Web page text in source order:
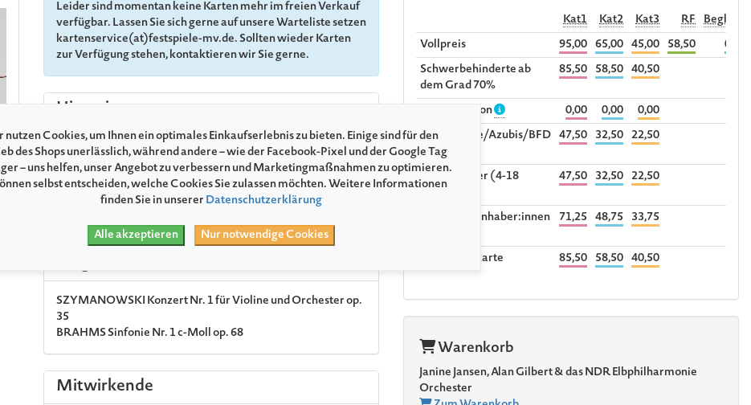
Leider sind momentan keine Karten mehr im freien Verkauf
verfügbar. Lassen Sie sich gerne auf unsere Warteliste setzen
kartenservice(at)festspiele-mv.de. Sollten wieder Karten
zur Verfügung stehen, kontaktieren wir Sie gerne.
Hinweise
HOTELTIPP
Verlängern Sie Ihren Festspielabend: Bei unserem Partner
»Hafenspitze« und »Ohlerich Speicher« erhalten Sie 10 %
Rabatt auf den Übernachtungspreis ab zwei Nächten.
SZYMANOWSKI Konzert Nr. 1 für Violine und Orchester op.
35
BRAHMSSinfonie Nr. 1 c-Moll op. 68
Mitwirkende
Kat1 Kat2 Kat3 RF
Begl. RF
Vollpreis
95,00 65,00 45,00 58,50
0,00
Schwerbehinderte ab
dem Grad 70%
85,50 58,50 40,50
Begleitperson 0,00 0,00
0,00
Studierende/Azubis/BFD
bis 30 Jahre
47,50 32,50 22,50
Kind/Schüler (4-18
47,50 32,50 22,50
Sozialpass-Inhaber:innen 71,25 48,75 33,75
Ehrenamtskarte 85,50 58,50 40,50
Warenkorb
Janine Jansen, Alan Gilbert & das NDR Elbphilharmonie
Orchester
nutzen Cookies, um Ihnen ein optimales Einkaufserlebnis zu bieten. Einige sind für den
des Shops unerlässlich, während andere – wie der Facebook-Pixel und der Google Tag
– uns helfen, unser Angebot zu verbessern und Marketingmaßnahmen zu optimieren.
selbst entscheiden, welche Cookies Sie zulassen möchten. Weitere Informationen
finden Sie in unserer Datenschutzerklärung
Alle akzeptieren Nur notwendige Cookies